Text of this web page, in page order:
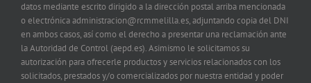
datos mediante escrito dirigido a la dirección postal arriba mencionada
o electrónica administracion@rcmmelilla.es, adjuntando copia del DNI
en ambos casos, así como el derecho a presentar una reclamación ante
la Autoridad de Control (aepd.es). Asimismo le solicitamos su
autorización para ofrecerle productos y servicios relacionados con los
solicitados, prestados y/o comercializados por nuestra entidad y poder